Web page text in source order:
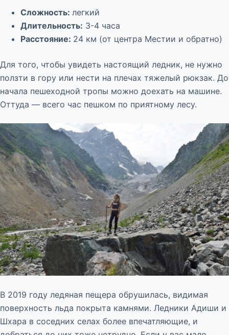
Сложность: легкий
Длительность: 3-4 часа
Расстояние: 24 км (от центра Местии и обратно)
Для того, чтобы увидеть настоящий ледник, не нужно
ползти в гору или нести на плечах тяжелый рюкзак. До
начала пешеходной тропы можно доехать на машине.
Оттуда — всего час пешком по приятному лесу.
В 2019 году ледяная пещера обрушилась, видимая
поверхность льда покрыта камнями. Ледники Адиши и
Шхара в соседних селах более впечатляющие, и